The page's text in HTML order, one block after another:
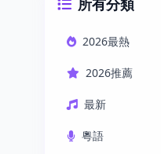
所有分類
2026最熱
2026推薦
最新
粵語